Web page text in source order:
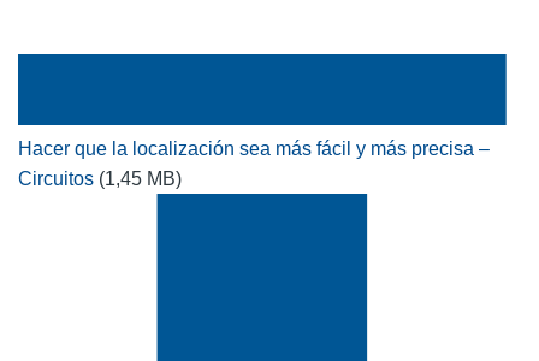
Hacer que la localización sea más fácil y más precisa –
Circuitos (1,45 MB)